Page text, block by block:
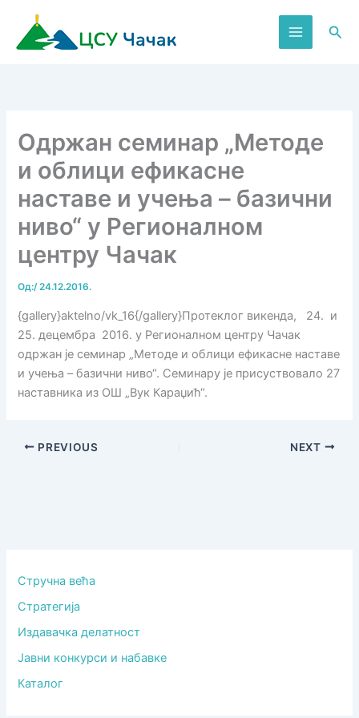
садржај
Одржан семинар „Методе
и облици ефикасне
наставе и учења – базични
ниво“ у Регионалном
центру Чачак
Од:/24.12.2016.
{gallery}aktelno/vk_16{/gallery}Протеклог викенда, 24. и
25. децембра 2016. у Регионалном центру Чачак
одржан је семинар „Методе и облици ефикасне наставе
и учења – базични ниво“. Семинару је присуствовало 27
наставника из ОШ „Вук Караџић“.
PREVIOUS NEXT
Стручна већа
Стратегија
Издавачка делатност
Јавни конкурси и набавке
Каталог